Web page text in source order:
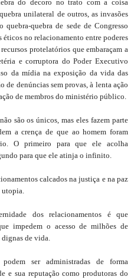
do decoro no trato com a coisa
unilateral de outros, as invasões
quebra de sede de Congresso
no relacionamento entre poderes
protelatórios que embaraçam a
e corruptora do Poder Executivo
da mídia na exposição da vida das
de denúncias sem provas, à lenta ação
de membros do ministério público.
são os únicos, mas eles fazem parte
a crença de que ao homem foram
O primeiro para que ele acolha
para que ele atinja o infinito.
calcados na justiça e na paz
utopia.
dos relacionamentos é que
impedem o acesso de milhões de
dignas de vida.
ser administradas de forma
e sua reputação como produtoras do